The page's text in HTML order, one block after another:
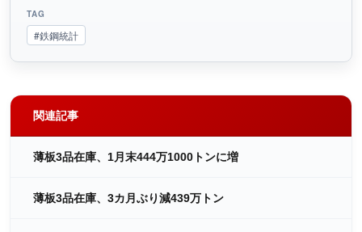
TAG
#鉄鋼統計
関連記事
薄板3品在庫、1月末444万1000トンに増
薄板3品在庫、3カ月ぶり減439万トン